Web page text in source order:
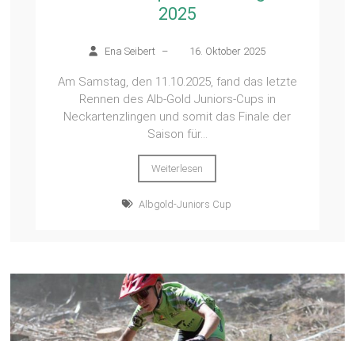
2025
Ena Seibert – 16. Oktober 2025
Am Samstag, den 11.10.2025, fand das letzte
Rennen des Alb-Gold Juniors-Cups in
Neckartenzlingen und somit das Finale der
Saison für...
Weiterlesen
Albgold-Juniors Cup